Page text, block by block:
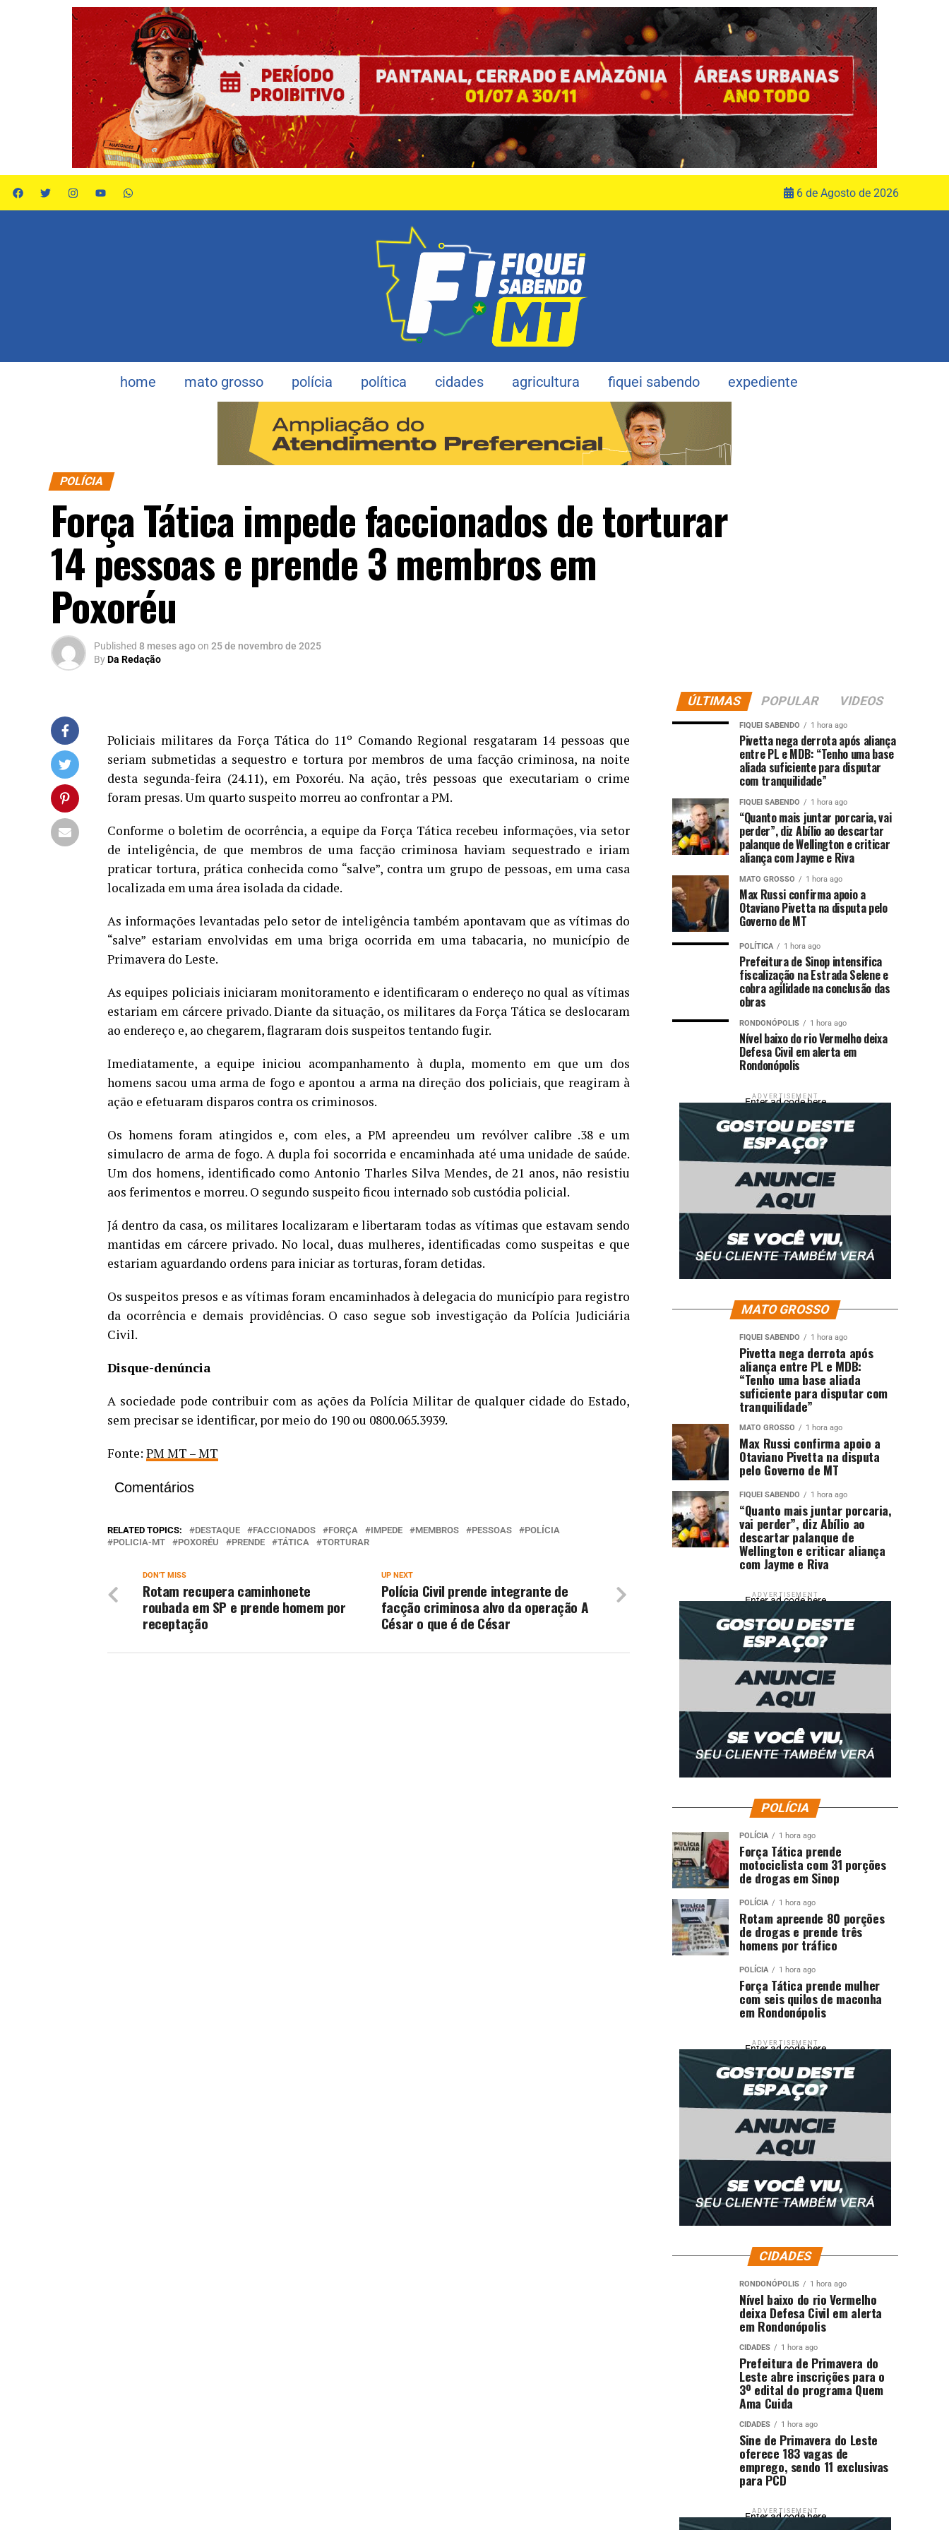
6 de Agosto de 2026
home mato grosso polícia política cidades agricultura fiquei sabendo expediente
POLÍCIA
Força Tática impede faccionados de torturar
14 pessoas e prende 3 membros em
Poxoréu
Published 8 meses agoon 25 de novembro de 2025
ByDa Redação
Policiais militares da Força Tática do 11º Comando Regional resgataram 14 pessoas que
seriam submetidas a sequestro e tortura por membros de uma facção criminosa, na noite
desta segunda-feira (24.11), em Poxoréu. Na ação, três pessoas que executariam o crime
foram presas. Um quarto suspeito morreu ao confrontar a PM.
Conforme o boletim de ocorrência, a equipe da Força Tática recebeu informações, via setor
de inteligência, de que membros de uma facção criminosa haviam sequestrado e iriam
praticar tortura, prática conhecida como “salve”, contra um grupo de pessoas, em uma casa
localizada em uma área isolada da cidade.
As informações levantadas pelo setor de inteligência também apontavam que as vítimas do
“salve” estariam envolvidas em uma briga ocorrida em uma tabacaria, no município de
Primavera do Leste.
As equipes policiais iniciaram monitoramento e identificaram o endereço no qual as vítimas
estariam em cárcere privado. Diante da situação, os militares da Força Tática se deslocaram
ao endereço e, ao chegarem, flagraram dois suspeitos tentando fugir.
Imediatamente, a equipe iniciou acompanhamento à dupla, momento em que um dos
homens sacou uma arma de fogo e apontou a arma na direção dos policiais, que reagiram à
ação e efetuaram disparos contra os criminosos.
Os homens foram atingidos e, com eles, a PM apreendeu um revólver calibre .38 e um
simulacro de arma de fogo. A dupla foi socorrida e encaminhada até uma unidade de saúde.
Um dos homens, identificado como Antonio Tharles Silva Mendes, de 21 anos, não resistiu
aos ferimentos e morreu. O segundo suspeito ficou internado sob custódia policial.
Já dentro da casa, os militares localizaram e libertaram todas as vítimas que estavam sendo
mantidas em cárcere privado. No local, duas mulheres, identificadas como suspeitas e que
estariam aguardando ordens para iniciar as torturas, foram detidas.
Os suspeitos presos e as vítimas foram encaminhados à delegacia do município para registro
da ocorrência e demais providências. O caso segue sob investigação da Polícia Judiciária
Civil.
Disque-denúncia
A sociedade pode contribuir com as ações da Polícia Militar de qualquer cidade do Estado,
sem precisar se identificar, por meio do 190 ou 0800.065.3939.
Fonte: PM MT – MT
Comentários
RELATED TOPICS: DESTAQUE FACCIONADOS FORÇA IMPEDE MEMBROS PESSOAS
POLÍCIA
POLICIA-MT
POXORÉU PRENDE TÁTICA TORTURAR
UP NEXT
Polícia Civil prende integrante de
facção criminosa alvo da operação A
César o que é de César
DON'T MISS
Rotam recupera caminhonete
roubada em SP e prende homem por
receptação
ÚLTIMAS POPULAR VIDEOS
FIQUEI SABENDO 1 hora ago
Pivetta nega derrota após aliança
entre PL e MDB: “Tenho uma base
aliada suficiente para disputar
com tranquilidade”
FIQUEI SABENDO 1 hora ago
“Quanto mais juntar porcaria, vai
perder”, diz Abílio ao descartar
palanque de Wellington e criticar
aliança com Jayme e Riva
MATO GROSSO 1 hora ago
Max Russi confirma apoio a
Otaviano Pivetta na disputa pelo
Governo de MT
POLÍTICA 1 hora ago
Prefeitura de Sinop intensifica
fiscalização na Estrada Selene e
cobra agilidade na conclusão das
obras
RONDONÓPOLIS 1 hora ago
Nível baixo do rio Vermelho deixa
Defesa Civil em alerta em
Rondonópolis
ADVERTISEMENT
Enter ad code here
MATO GROSSO
FIQUEI SABENDO 1 hora ago
Pivetta nega derrota após
aliança entre PL e MDB:
“Tenho uma base aliada
suficiente para disputar com
tranquilidade”
MATO GROSSO 1 hora ago
Max Russi confirma apoio a
Otaviano Pivetta na disputa
pelo Governo de MT
FIQUEI SABENDO 1 hora ago
“Quanto mais juntar porcaria,
vai perder”, diz Abílio ao
descartar palanque de
Wellington e criticar aliança
com Jayme e Riva
ADVERTISEMENT
Enter ad code here
POLÍCIA
POLÍCIA 1 hora ago
Força Tática prende
motociclista com 31 porções
de drogas em Sinop
POLÍCIA 1 hora ago
Rotam apreende 80 porções
de drogas e prende três
homens por tráfico
POLÍCIA 1 hora ago
Força Tática prende mulher
com seis quilos de maconha
em Rondonópolis
ADVERTISEMENT
Enter ad code here
CIDADES
RONDONÓPOLIS 1 hora ago
Nível baixo do rio Vermelho
deixa Defesa Civil em alerta
em Rondonópolis
CIDADES 1 hora ago
Prefeitura de Primavera do
Leste abre inscrições para o
3º edital do programa Quem
Ama Cuida
CIDADES 1 hora ago
Sine de Primavera do Leste
oferece 183 vagas de
emprego, sendo 11 exclusivas
para PCD
ADVERTISEMENT
Enter ad code here